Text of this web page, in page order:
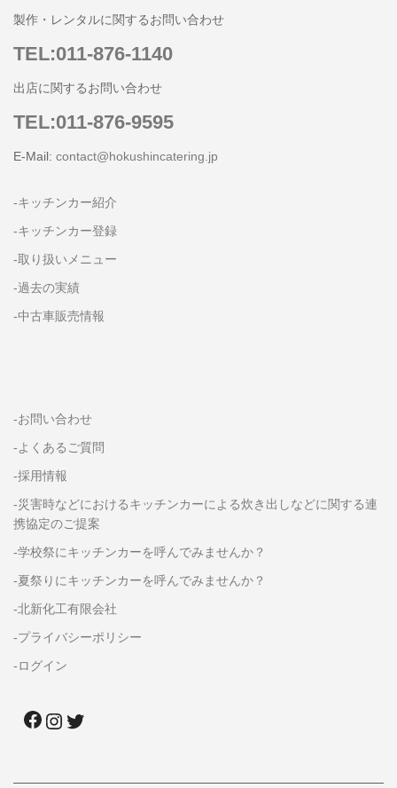
製作・レンタルに関するお問い合わせ
TEL:011-876-1140
出店に関するお問い合わせ
TEL:011-876-9595
E-Mail: contact@hokushincatering.jp
-キッチンカー紹介
-キッチンカー登録
-取り扱いメニュー
-過去の実績
-中古車販売情報
-お問い合わせ
-よくあるご質問
-採用情報
-災害時などにおけるキッチンカーによる炊き出しなどに関する連
携協定のご提案
-学校祭にキッチンカーを呼んでみませんか？
-夏祭りにキッチンカーを呼んでみませんか？
-北新化工有限会社
-プライバシーポリシー
-ログイン